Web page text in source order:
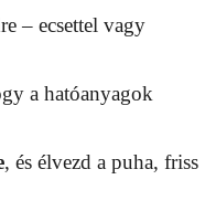
– ecsettel vagy
a hatóanyagok
, és élvezd a puha, friss